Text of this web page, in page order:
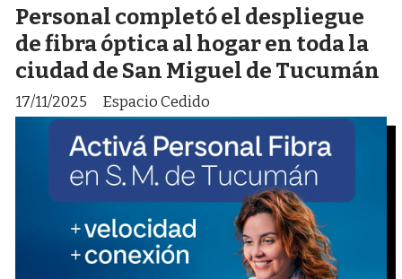
Personal completó el despliegue
de fibra óptica al hogar en toda la
ciudad de San Miguel de Tucumán
Espacio Cedido
17/11/2025